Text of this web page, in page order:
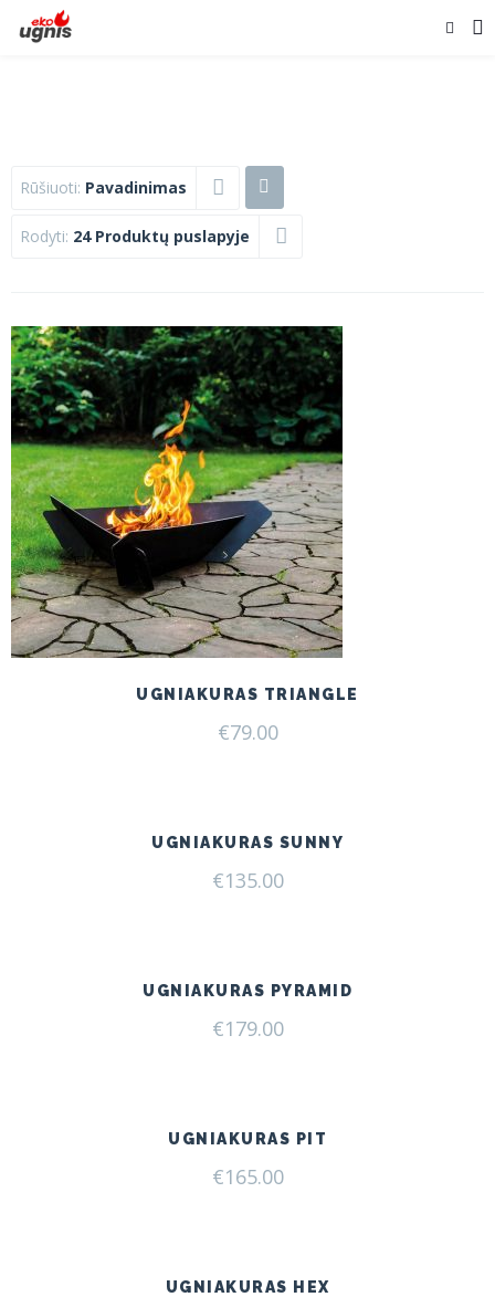
Rūšiuoti: Pavadinimas
Rodyti: 24 Produktų puslapyje
UGNIAKURAS TRIANGLE
€79.00
UGNIAKURAS SUNNY
€135.00
UGNIAKURAS PYRAMID
€179.00
UGNIAKURAS PIT
€165.00
UGNIAKURAS HEX